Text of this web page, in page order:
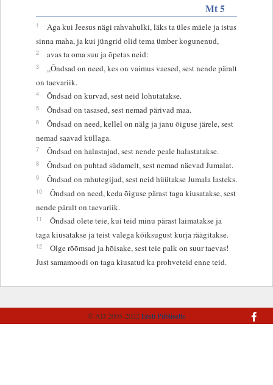
Mt 5
1
Aga kui Jeesus nägi rahvahulki, läks ta üles mäele ja istus
sinna maha, ja kui jüngrid olid tema ümber kogunenud,
2 avas ta oma suu ja õpetas neid:
3
„Õndsad on need, kes on vaimus vaesed, sest nende päralt
on taevariik.
4 Õndsad on kurvad, sest neid lohutatakse.
5 Õndsad on tasased, sest nemad pärivad maa.
6
Õndsad on need, kellel on nälg ja janu õiguse järele, sest
nemad saavad küllaga.
7 Õndsad on halastajad, sest nende peale halastatakse.
8 Õndsad on puhtad südamelt, sest nemad näevad Jumalat.
9 Õndsad on rahutegijad, sest neid hüütakse Jumala lasteks.
10
Õndsad on need, keda õiguse pärast taga kiusatakse, sest
nende päralt on taevariik.
11
Õndsad olete teie, kui teid minu pärast laimatakse ja
taga kiusatakse ja teist valega kõiksugust kurja räägitakse.
12
Olge rõõmsad ja hõisake, sest teie palk on suur taevas!
Just samamoodi on taga kiusatud ka prohveteid enne teid.
© AD 2005-2022Eesti Piibliselts